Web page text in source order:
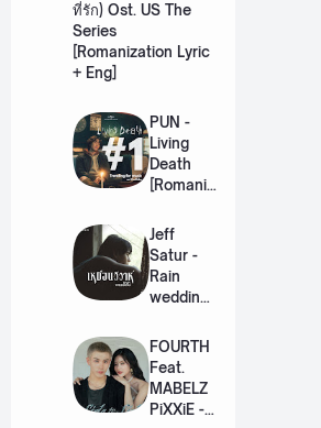
ที่รัก) Ost. US The
Series
[Romanization Lyric
+ Eng]
PUN -
Living
Death
[Romaniz
Lyric +
Eng]
Jeff
Satur -
Rain
wedding
วิวาห์)
Ost. The
Paradise
of Thorns
FOURTH
Feat.
MABELZ
PiXXiE -